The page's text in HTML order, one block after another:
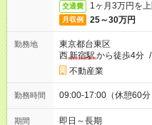
交通費 1ヶ月3万円を
月収例 25～30万円
勤務地
東京都台東区
西新宿駅から徒歩4分 /
不動産業
勤務時間 09:00-17:00（休憩60分
期間 即日～長期